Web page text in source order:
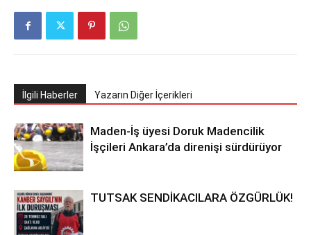
İlgili Haberler Yazarın Diğer İçerikleri
Maden-İş üyesi Doruk Madencilik
İşçileri Ankara’da direnişi sürdürüyor
TUTSAK SENDİKACILARA ÖZGÜRLÜK!